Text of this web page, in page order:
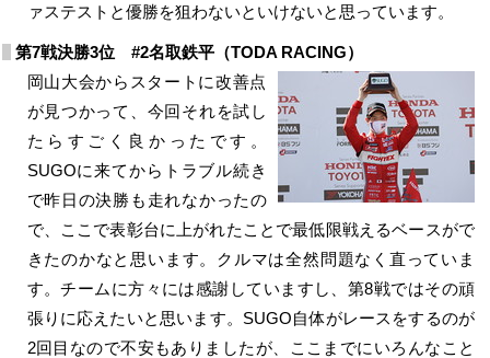
ァステストと優勝を狙わないといけないと思っています。
第7戦決勝3位 #2名取鉄平（TODA RACING）
岡山大会からスタートに改善点
が見つかって、今回それを試し
たらすごく良かったです。
SUGOに来てからトラブル続き
で昨日の決勝も走れなかったの
で、ここで表彰台に上がれたことで最低限戦えるベースがで
きたのかなと思います。クルマは全然問題なく直っていま
す。チームに方々には感謝していますし、第8戦ではその頑
張りに応えたいと思います。SUGO自体がレースをするのが
2回目なので不安もありましたが、ここまでにいろんなこと